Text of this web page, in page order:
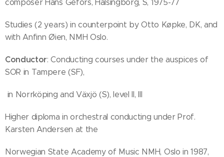
composer Hans Gefors, Hälsingborg, S, 1975-77
Studies (2 years) in counterpoint by Otto Køpke, DK, and
with Anfinn Øien, NMH Oslo.
Conductor: Conducting courses under the auspices of
SOR in Tampere (SF),
in Norrköping and Växjö (S), level II, III
Higher diploma in orchestral conducting under Prof.
Karsten Andersen at the
Norwegian State Academy of Music NMH, Oslo in 1987,